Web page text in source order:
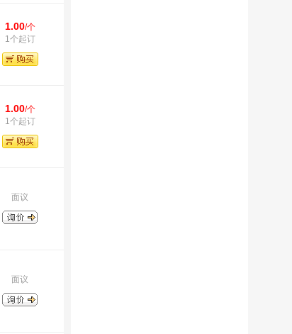
1.00/个
1个起订
1.00/个
1个起订
面议
面议